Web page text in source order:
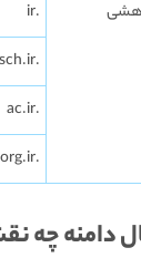
.ir
.sch.ir
.ac.ir
.org.ir
دامنه چه